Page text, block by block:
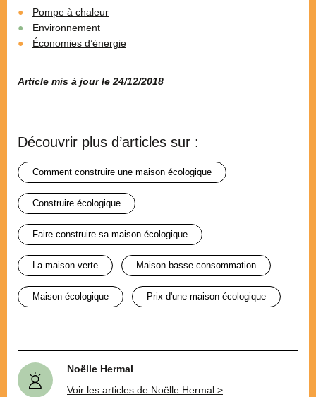
Pompe à chaleur
Environnement
Économies d’énergie
Article mis à jour le 24/12/2018
Découvrir plus d’articles sur :
comment construire une maison écologique
construire écologique
faire construire sa maison écologique
la maison verte maison basse consommation
maison écologique prix d'une maison écologique
Noëlle Hermal
Voir les articles de Noëlle Hermal >